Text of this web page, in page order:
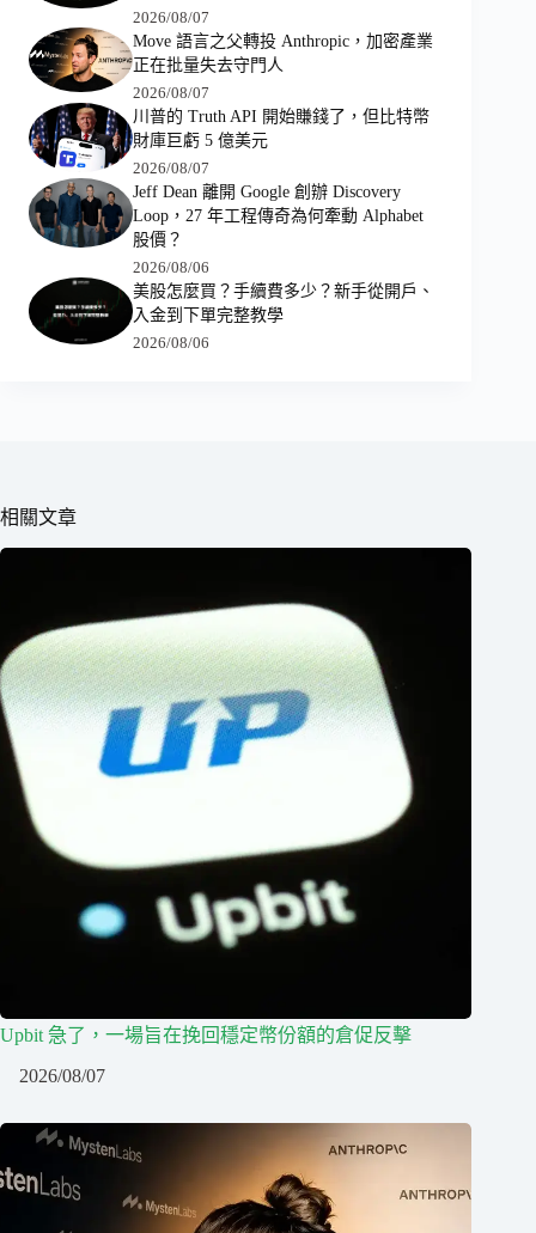
2026/08/07
Move 語言之父轉投 Anthropic，加密產業
正在批量失去守門人
2026/08/07
川普的 Truth API 開始賺錢了，但比特幣
財庫巨虧 5 億美元
2026/08/07
Jeff Dean 離開 Google 創辦 Discovery
Loop，27 年工程傳奇為何牽動 Alphabet
股價？
2026/08/06
美股怎麼買？手續費多少？新手從開戶、
入金到下單完整教學
2026/08/06
相關文章
Upbit 急了，一場旨在挽回穩定幣份額的倉促反擊
2026/08/07